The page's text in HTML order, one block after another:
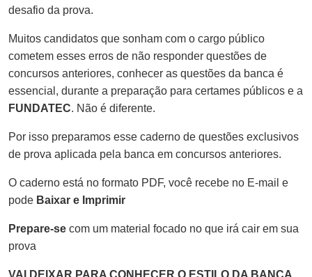
desafio da prova.
Muitos candidatos que sonham com o cargo público
cometem esses erros de não responder questões de
concursos anteriores, conhecer as questões da banca é
essencial, durante a preparação para certames públicos e a
FUNDATEC. Não é diferente.
Por isso preparamos esse caderno de questões exclusivos
de prova aplicada pela banca em concursos anteriores.
O caderno está no formato PDF, você recebe no E-mail e
pode Baixar e Imprimir
Prepare-se com um material focado no que irá cair em sua
prova
VAI DEIXAR PARA CONHECER O ESTILO DA BANCA